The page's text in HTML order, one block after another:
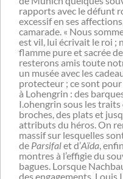
rapports avec le défunt
excessif en ses
camarade. « Nous
est vil, lui écrivait le roi ;
flamme pure et sacrée
resterons amis toute
un musée avec les
protecteur ; ce sont
à Lohengrin : des
I.ohengrin sous les traits
broches, des plats et
attributs du héros. On
massif sur lesquelles
de Parsifalet d’Aïda ,
montres à l’effigie du
bagues. Lorsque
des engagements, Louis